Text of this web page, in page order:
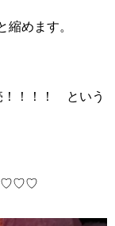
縮めます。
！！！！ という
♡♡♡♡